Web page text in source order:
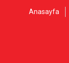
Anasayfa